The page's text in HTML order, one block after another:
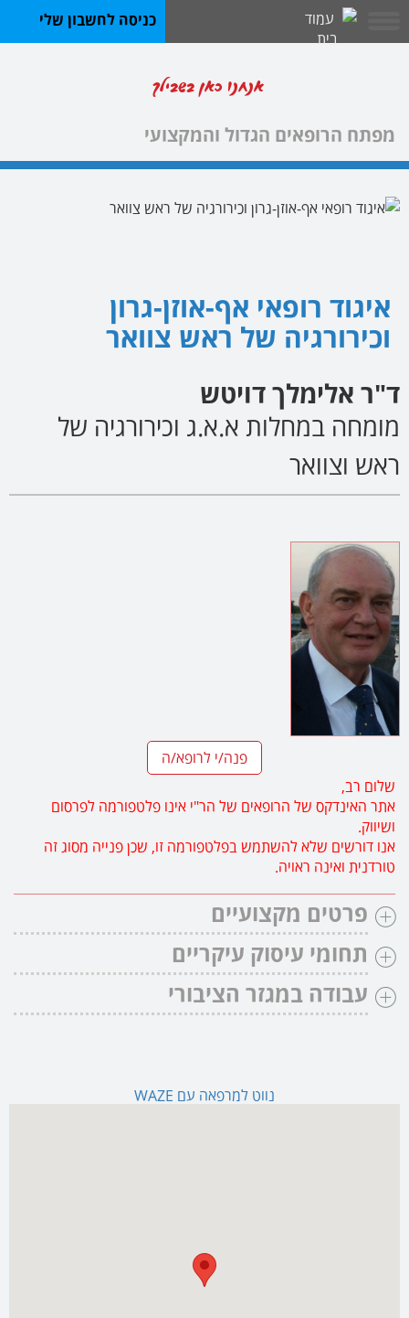
כניסה לחשבון שלי
אנחנו כאן בשבילך
מפתח הרופאים הגדול והמקצועי
איגוד רופאי אף-אוזן-גרון
וכירורגיה של ראש צוואר
ד"ר אלימלך דויטש
מומחה במחלות א.א.ג וכירורגיה של
ראש וצוואר
פנה/י לרופא/ה
שלום רב,
אתר האינדקס של הרופאים של הר"י אינו פלטפורמה לפרסום
ושיווק.
אנו דורשים שלא להשתמש בפלטפורמה זו, שכן פנייה מסוג זה
טורדנית ואינה ראויה.
פרטים מקצועיים
תחומי עיסוק עיקריים
עבודה במגזר הציבורי
נווט למרפאה עם WAZE